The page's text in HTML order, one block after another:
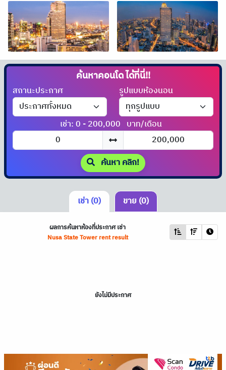
ค้นหาคอนโดได้ที่นี่!!
สถานะประกาศ รูปแบบห้องนอน
เช่า: 0 - 200,000 บาท/เดือน
ค้นหา คลิก!
เช่า (0) ขาย (0)
ผลการค้นหาห้องที่ประกาศ เช่า
Nusa State Tower rent result
ยังไม่มีประกาศ